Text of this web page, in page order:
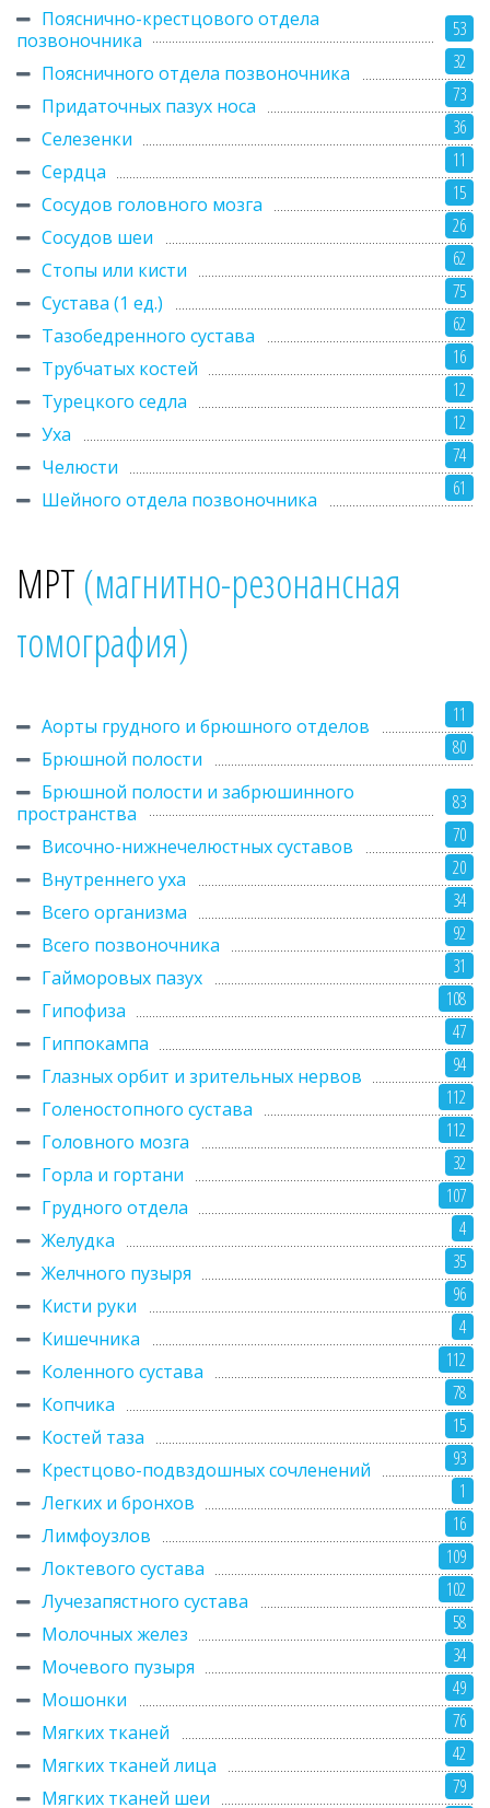
53
Пояснично-крестцового отдела
позвоночника
32
Поясничного отдела позвоночника
73
Придаточных пазух носа
36
Селезенки
11
Сердца
15
Сосудов головного мозга
26
Сосудов шеи
62
Стопы или кисти
75
Сустава (1 ед.)
62
Тазобедренного сустава
16
Трубчатых костей
12
Турецкого седла
12
Уха
74
Челюсти
61
Шейного отдела позвоночника
МРТ (магнитно-резонансная
томография)
11
Аорты грудного и брюшного отделов
80
Брюшной полости
83
Брюшной полости и забрюшинного
пространства
70
Височно-нижнечелюстных суставов
20
Внутреннего уха
34
Всего организма
92
Всего позвоночника
31
Гайморовых пазух
108
Гипофиза
47
Гиппокампа
94
Глазных орбит и зрительных нервов
112
Голеностопного сустава
112
Головного мозга
32
Горла и гортани
107
Грудного отдела
4
Желудка
35
Желчного пузыря
96
Кисти руки
4
Кишечника
112
Коленного сустава
78
Копчика
15
Костей таза
93
Крестцово-подвздошных сочленений
1
Легких и бронхов
16
Лимфоузлов
109
Локтевого сустава
102
Лучезапястного сустава
58
Молочных желез
34
Мочевого пузыря
49
Мошонки
76
Мягких тканей
42
Мягких тканей лица
79
Мягких тканей шеи